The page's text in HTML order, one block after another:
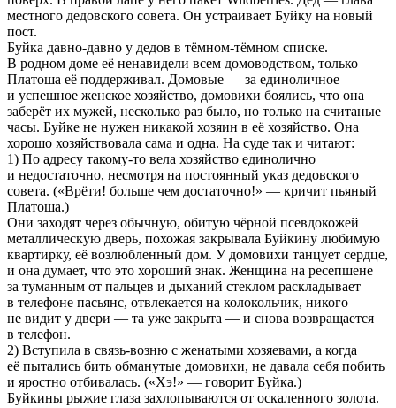
местного дедовского совета. Он устраивает Буйку на новый
пост.
Буйка давно-давно у дедов в тёмном-тёмном списке.
В родном доме её ненавидели всем домоводством, только
Платоша её поддерживал. Домовые — за единоличное
и успешное женское хозяйство, домовихи боялись, что она
заберёт их мужей, несколько раз было, но только на считаные
часы. Буйке не нужен никакой хозяин в её хозяйство. Она
хорошо хозяйствовала сама и одна. На суде так и читают:
1) По адресу такому-то вела хозяйство единолично
и недостаточно, несмотря на постоянный указ дедовского
совета. («Врёти! больше чем достаточно!» — кричит пьяный
Платоша.)
Они заходят через обычную, обитую чёрной псевдокожей
металлическую дверь, похожая закрывала Буйкину любимую
квартирку, её возлюбленный дом. У домовихи танцует сердце,
и она думает, что это хороший знак. Женщина на ресепшене
за туманным от пальцев и дыханий стеклом раскладывает
в телефоне пасьянс, отвлекается на колокольчик, никого
не видит у двери — та уже закрыта — и снова возвращается
в телефон.
2) Вступила в связь-возню с женатыми хозяевами, а когда
её пытались бить обманутые домовихи, не давала себя побить
и яростно отбивалась. («Хэ!» — говорит Буйка.)
Буйкины рыжие глаза захлопываются от оскаленного золота.